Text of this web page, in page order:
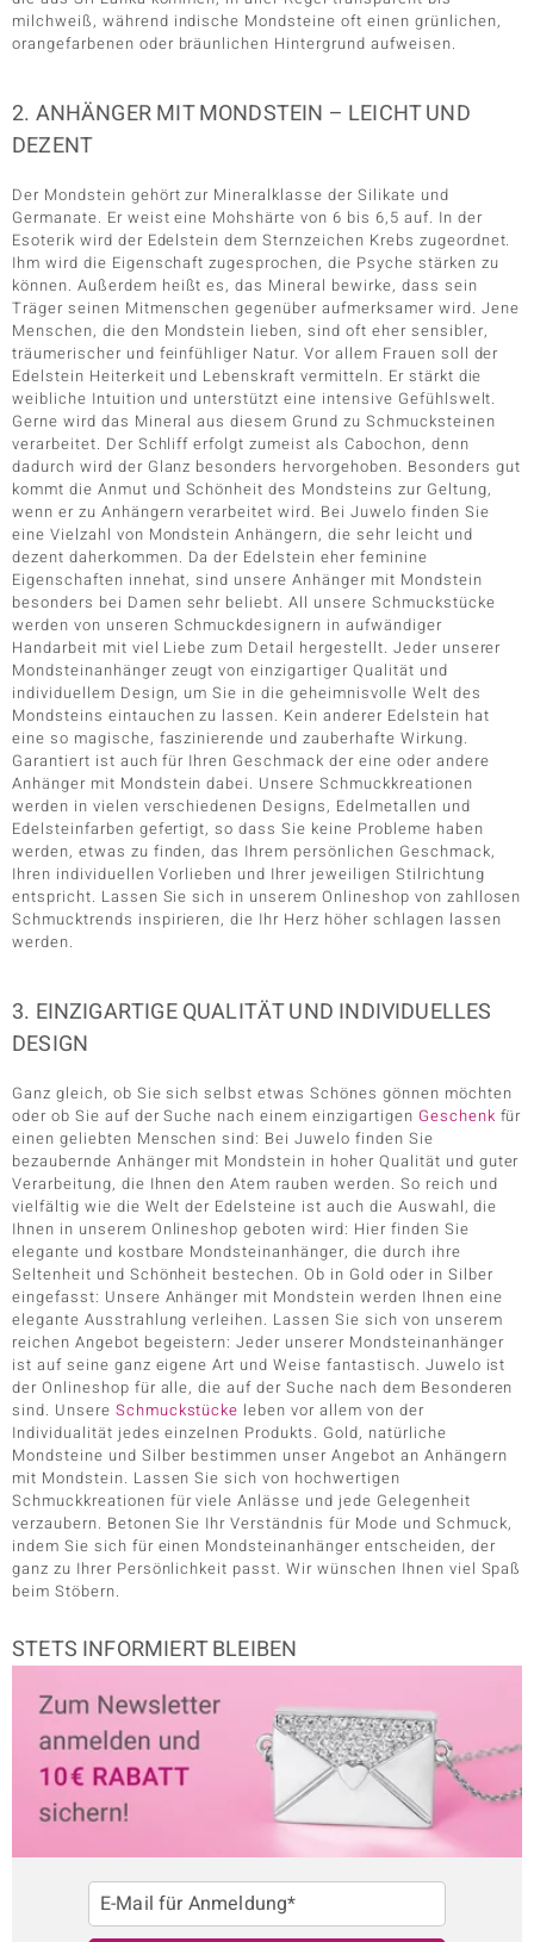
milchweiß, während indische Mondsteine oft einen grünlichen,
orangefarbenen oder bräunlichen Hintergrund aufweisen.
2. ANHÄNGER MIT MONDSTEIN – LEICHT UND
DEZENT
Der Mondstein gehört zur Mineralklasse der Silikate und
Germanate. Er weist eine Mohshärte von 6 bis 6,5 auf. In der
Esoterik wird der Edelstein dem Sternzeichen Krebs zugeordnet.
Ihm wird die Eigenschaft zugesprochen, die Psyche stärken zu
können. Außerdem heißt es, das Mineral bewirke, dass sein
Träger seinen Mitmenschen gegenüber aufmerksamer wird. Jene
Menschen, die den Mondstein lieben, sind oft eher sensibler,
träumerischer und feinfühliger Natur. Vor allem Frauen soll der
Edelstein Heiterkeit und Lebenskraft vermitteln. Er stärkt die
weibliche Intuition und unterstützt eine intensive Gefühlswelt.
Gerne wird das Mineral aus diesem Grund zu Schmucksteinen
verarbeitet. Der Schliff erfolgt zumeist als Cabochon, denn
dadurch wird der Glanz besonders hervorgehoben. Besonders gut
kommt die Anmut und Schönheit des Mondsteins zur Geltung,
wenn er zu Anhängern verarbeitet wird. Bei Juwelo finden Sie
eine Vielzahl von Mondstein Anhängern, die sehr leicht und
dezent daherkommen. Da der Edelstein eher feminine
Eigenschaften innehat, sind unsere Anhänger mit Mondstein
besonders bei Damen sehr beliebt. All unsere Schmuckstücke
werden von unseren Schmuckdesignern in aufwändiger
Handarbeit mit viel Liebe zum Detail hergestellt. Jeder unserer
Mondsteinanhänger zeugt von einzigartiger Qualität und
individuellem Design, um Sie in die geheimnisvolle Welt des
Mondsteins eintauchen zu lassen. Kein anderer Edelstein hat
eine so magische, faszinierende und zauberhafte Wirkung.
Garantiert ist auch für Ihren Geschmack der eine oder andere
Anhänger mit Mondstein dabei. Unsere Schmuckkreationen
werden in vielen verschiedenen Designs, Edelmetallen und
Edelsteinfarben gefertigt, so dass Sie keine Probleme haben
werden, etwas zu finden, das Ihrem persönlichen Geschmack,
Ihren individuellen Vorlieben und Ihrer jeweiligen Stilrichtung
entspricht. Lassen Sie sich in unserem Onlineshop von zahllosen
Schmucktrends inspirieren, die Ihr Herz höher schlagen lassen
werden.
3. EINZIGARTIGE QUALITÄT UND INDIVIDUELLES
DESIGN
Ganz gleich, ob Sie sich selbst etwas Schönes gönnen möchten
oder ob Sie auf der Suche nach einem einzigartigen Geschenk für
einen geliebten Menschen sind: Bei Juwelo finden Sie
bezaubernde Anhänger mit Mondstein in hoher Qualität und guter
Verarbeitung, die Ihnen den Atem rauben werden. So reich und
vielfältig wie die Welt der Edelsteine ist auch die Auswahl, die
Ihnen in unserem Onlineshop geboten wird: Hier finden Sie
elegante und kostbare Mondsteinanhänger, die durch ihre
Seltenheit und Schönheit bestechen. Ob in Gold oder in Silber
eingefasst: Unsere Anhänger mit Mondstein werden Ihnen eine
elegante Ausstrahlung verleihen. Lassen Sie sich von unserem
reichen Angebot begeistern: Jeder unserer Mondsteinanhänger
ist auf seine ganz eigene Art und Weise fantastisch. Juwelo ist
der Onlineshop für alle, die auf der Suche nach dem Besonderen
sind. Unsere Schmuckstücke leben vor allem von der
Individualität jedes einzelnen Produkts. Gold, natürliche
Mondsteine und Silber bestimmen unser Angebot an Anhängern
mit Mondstein. Lassen Sie sich von hochwertigen
Schmuckkreationen für viele Anlässe und jede Gelegenheit
verzaubern. Betonen Sie Ihr Verständnis für Mode und Schmuck,
indem Sie sich für einen Mondsteinanhänger entscheiden, der
ganz zu Ihrer Persönlichkeit passt. Wir wünschen Ihnen viel Spaß
beim Stöbern.
STETS INFORMIERT BLEIBEN
E-Mail für Anmeldung*